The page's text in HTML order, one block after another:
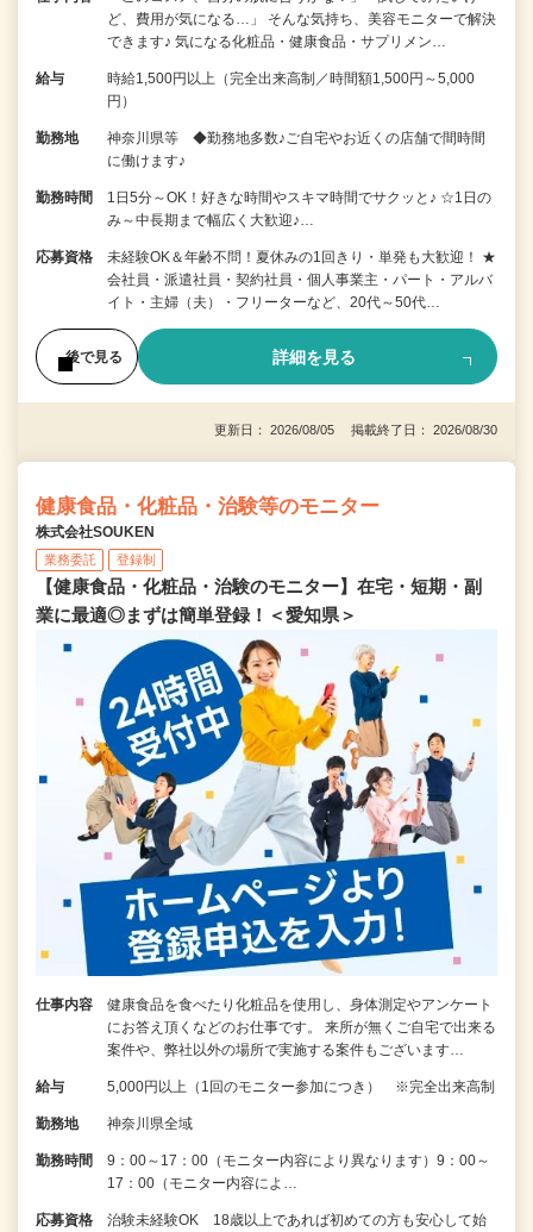
ど、費用が気になる…」 そんな気持ち、美容モニターで解決
できます♪ 気になる化粧品・健康食品・サプリメン…
給与
時給1,500円以上（完全出来高制／時間額1,500円～5,000
円）
勤務地
神奈川県等 ◆勤務地多数♪ご自宅やお近くの店舗で間時間
に働けます♪
勤務時間
1日5分～OK！好きな時間やスキマ時間でサクッと♪ ☆1日の
み～中長期まで幅広く大歓迎♪…
応募資格
未経験OK＆年齢不問！夏休みの1回きり・単発も大歓迎！ ★
会社員・派遣社員・契約社員・個人事業主・パート・アルバ
イト・主婦（夫）・フリーターなど、20代～50代…
後で見る 詳細を見る
更新日： 2026/08/05 掲載終了日： 2026/08/30
健康食品・化粧品・治験等のモニター
株式会社SOUKEN
業務委託 登録制
【健康食品・化粧品・治験のモニター】在宅・短期・副
業に最適◎まずは簡単登録！＜愛知県＞
仕事内容
健康食品を食べたり化粧品を使用し、身体測定やアンケート
にお答え頂くなどのお仕事です。 来所が無くご自宅で出来る
案件や、弊社以外の場所で実施する案件もございます…
給与 5,000円以上（1回のモニター参加につき） ※完全出来高制
勤務地 神奈川県全域
勤務時間
9：00～17：00（モニター内容により異なります）9：00～
17：00（モニター内容によ…
応募資格
治験未経験OK 18歳以上であれば初めての方も安心して始